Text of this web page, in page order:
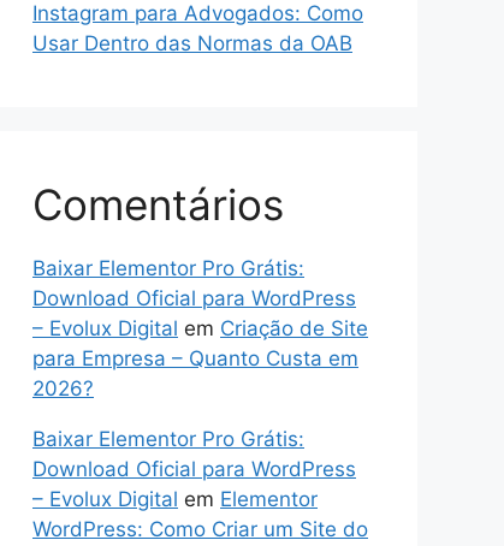
Instagram para Advogados: Como
Usar Dentro das Normas da OAB
Comentários
Baixar Elementor Pro Grátis:
Download Oficial para WordPress
– Evolux Digital em Criação de Site
para Empresa – Quanto Custa em
2026?
Baixar Elementor Pro Grátis:
Download Oficial para WordPress
– Evolux Digital em Elementor
WordPress: Como Criar um Site do